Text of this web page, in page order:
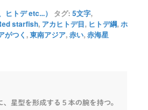
ヒトデ etc...） タグ: 5文字,
starfish, アカヒトデ目, ヒトデ綱,ホ
がつく,東南アジア,赤い,赤海星
星型を形成する５本の腕を持つ。